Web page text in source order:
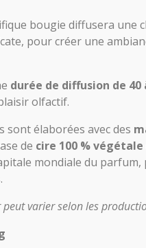
bougie diffusera une
pour créer une
durée de diffusion de 40
olfactif.
sont élaborées avec des
de cire 100 % végétale
mondiale du parfum,
varier selon les